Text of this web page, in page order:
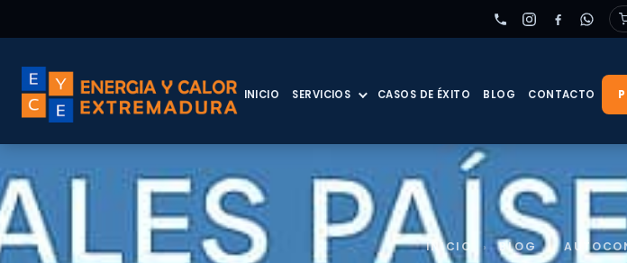
INICIO SERVICIOS CASOS DE ÉXITO BLOG CONTACTO
INICIO › BLOG ›